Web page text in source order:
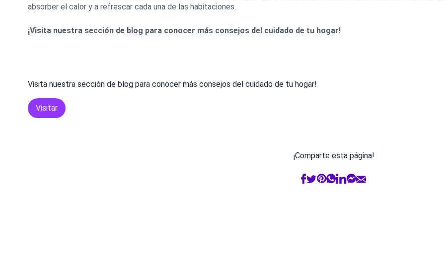
absorber el calor y a refrescar cada una de las habitaciones.
¡Visita nuestra sección de blog para conocer más consejos del cuidado de tu hogar!
Visita nuestra sección de blog para conocer más consejos del cuidado de tu hogar!
Visitar
¡Comparte esta página!